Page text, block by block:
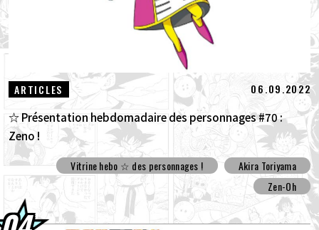
ARTICLES 06.09.2022
☆ Présentation hebdomadaire des personnages #70 :
Zeno !
Vitrine hebo ☆ des personnages !
Akira Toriyama
Zen-Oh